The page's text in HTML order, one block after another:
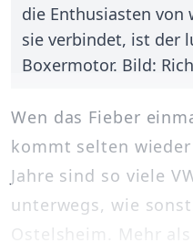
die Enthusiasten von
sie verbindet, ist der
Boxermotor. Bild:
Wen das Fieber
kommt selten
Jahre sind so viele
unterwegs, wie
Ostelsheim. Mehr als